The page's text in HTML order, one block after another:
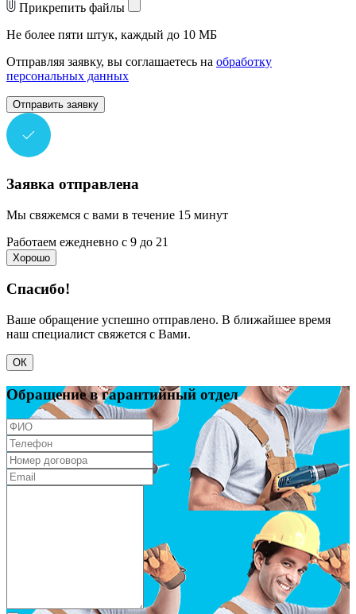
Прикрепить файлы
Не более пяти штук, каждый до 10 МБ
Отправляя заявку, вы соглашаетесь на обработку
персональных данных
Отправить заявку
Заявка отправлена
Мы свяжемся с вами в течение 15 минут
Работаем ежедневно с 9 до 21
Хорошо
Спасибо!
Ваше обращение успешно отправлено. В ближайшее время
наш специалист свяжется с Вами.
ОК
Обращение в гарантийный отдел